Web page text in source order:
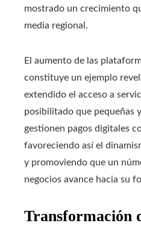
mostrado un crecimiento
media regional.
El aumento de las
constituye un ejemplo
extendido el acceso a
posibilitado que pequeñas
gestionen pagos digitales
favoreciendo así el
y promoviendo que un
negocios avance hacia su
Transformación